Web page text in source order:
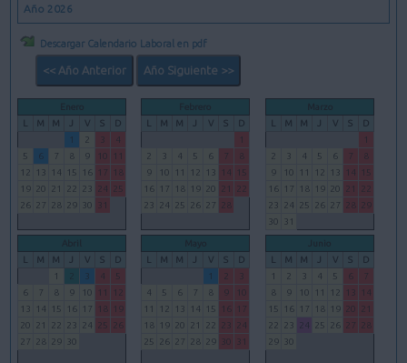
Año 2026
Descargar Calendario Laboral en pdf
<< Año Anterior Año Siguiente >>
M M V S
D
1
2 3
4
5
6 7 8 9 10
11
12
13 14 15 16 17
18
19
20 21 22 23 24
25
26
27 28 29 30 31
M M V S
D
1
2
3 4 5 6 7
8
9
10 11 12 13 14
15
16
17 18 19 20 21
22
23
24 25 26 27 28
M M V S
D
1
2
3 4 5 6 7
8
9
10 11 12 13 14
15
16
17 18 19 20 21
22
23
24 25 26 27 28
29
30
31
M M V S
D
1
3 4
5
6
7 8 9 10 11
12
13
14 15 16 17 18
19
20
21 22 23 24 25
26
27
28 29 30
M M V S
D
1
2
3
4
5 6 7 8 9
10
11
12 13 14 15 16
17
18
19 20 21 22 23
24
25
26 27 28 29 30 31
M M V S
D
1
2 3 4 5 6
7
8
9 10 11 12 13
14
15
16 17 18 19 20
21
22
23 24 25 26 27
28
29
30